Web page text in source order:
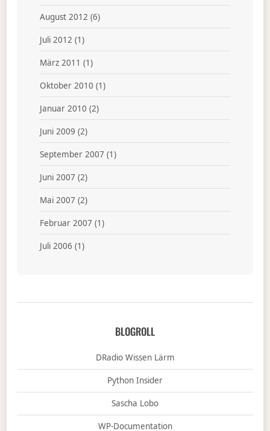
August 2012 (6)
Juli 2012 (1)
März 2011 (1)
Oktober 2010 (1)
Januar 2010 (2)
Juni 2009 (2)
September 2007 (1)
Juni 2007 (2)
Mai 2007 (2)
Februar 2007 (1)
Juli 2006 (1)
BLOGROLL
DRadio Wissen Lärm
Python Insider
Sascha Lobo
WP-Documentation